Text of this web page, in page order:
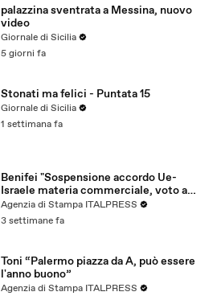
palazzina sventrata a Messina, nuovo
video
Giornale di Sicilia
5 giorni fa
Stonati ma felici - Puntata 15
Giornale di Sicilia
1 settimana fa
Benifei "Sospensione accordo Ue-
Israele materia commerciale, voto a
maggioranza"
Agenzia di Stampa ITALPRESS
3 settimane fa
Toni “Palermo piazza da A, può essere
l'anno buono”
Agenzia di Stampa ITALPRESS